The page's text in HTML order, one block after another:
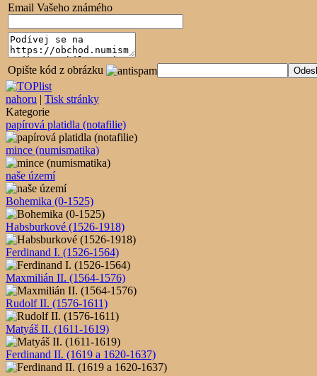
Email Vašeho známého
Opište kód z obrázku
nahoru | Tisk stránky
Kategorie
papírová platidla (notafilie)
mince (numismatika)
naše území
Bohemika (0-1525)
Habsburkové (1526-1918)
Ferdinand I. (1526-1564)
Maxmilián II. (1564-1576)
Rudolf II. (1576-1611)
Matyáš II. (1611-1619)
Ferdinand II. (1619 a 1620-1637)